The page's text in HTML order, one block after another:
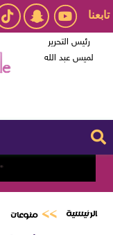
تابعنا
رئيس التحرير
لميس عبد الله
الرئيسية منوعات